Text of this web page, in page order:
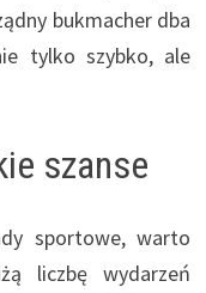
bukmacher dba
tylko szybko, ale
szanse
sportowe, warto
liczbę wydarzeń